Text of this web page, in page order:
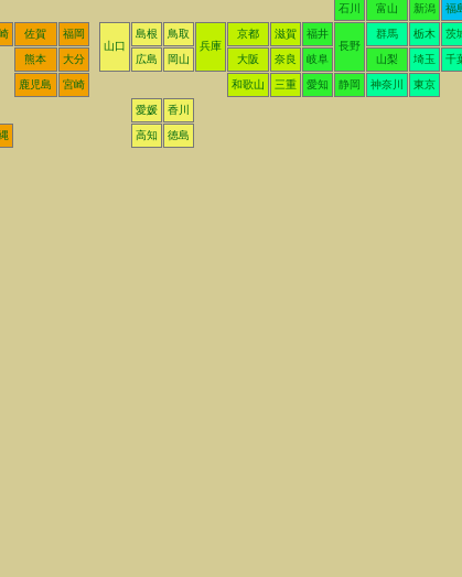
石川 富山 新潟 福
佐賀
福岡
山口
島根
鳥取
兵庫
京都 滋賀
福井
長野
群馬 栃木 茨
熊本 大分 広島 岡山 大阪 奈良 岐阜 山梨 埼玉 千
鹿児島 宮崎 和歌山 三重 愛知 静岡 神奈川 東京
愛媛 香川
高知 徳島